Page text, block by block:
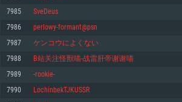
Mínimo
Sistema Operativo: Windows 10 (64 bit)
Processador: Dual-Core 2.2 GHz
Memória: 4GB
Mínimo
Sistema Operativo: Mac OS Big Sur 11.0 ou
Processador: Core i5 2.2GHz mínimo (Intel Xeon
Memória: 6 GB
Mínimo
Sistema Operativo: Distribuições mais modernas
Processador: Dual-Core 2.4 GHz
Memória: 4 GB
7985 SveDeus
7986 perlowy-formant@psn
7987 ケンコウによくない
7988 B站关注怪獸喵-战雷肝帝谢谢喵
7989 -rookie-
7990 LochinbekTJKUSSR